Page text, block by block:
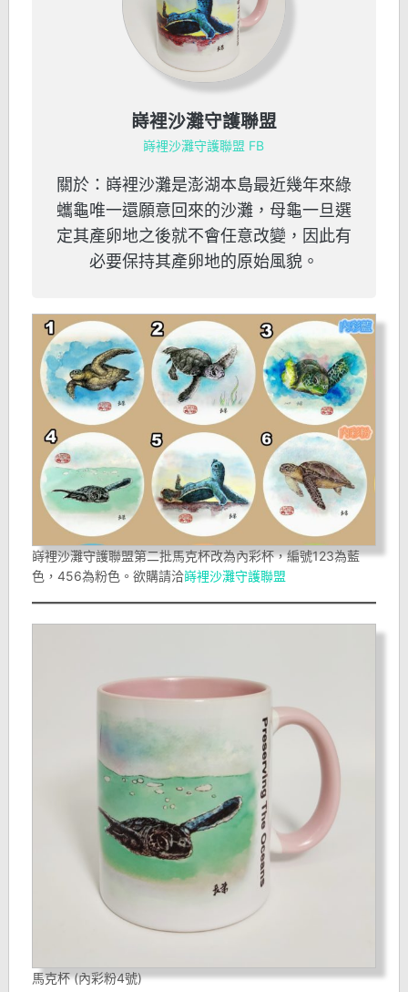
嵵裡沙灘守護聯盟
嵵裡沙灘守護聯盟 FB
關於：嵵裡沙灘是澎湖本島最近幾年來綠
蠵龜唯一還願意回來的沙灘，母龜一旦選
定其產卵地之後就不會任意改變，因此有
必要保持其產卵地的原始風貌。
嵵裡沙灘守護聯盟第二批馬克杯改為內彩杯，編號123為藍
色，456為粉色。欲購請洽嵵裡沙灘守護聯盟
馬克杯 (內彩粉4號)